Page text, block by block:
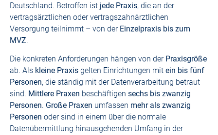
Deutschland. Betroffen ist jede Praxis, die an der
vertragsärztlichen oder vertragszahnärztlichen
Versorgung teilnimmt – von der Einzelpraxis bis zum
MVZ.
Die konkreten Anforderungen hängen von der Praxisgröße
ab. Als kleine Praxis gelten Einrichtungen mit ein bis fünf
Personen, die ständig mit der Datenverarbeitung betraut
sind. Mittlere Praxen beschäftigen sechs bis zwanzig
Personen. Große Praxen umfassen mehr als zwanzig
Personen oder sind in einem über die normale
Datenübermittlung hinausgehenden Umfang in der